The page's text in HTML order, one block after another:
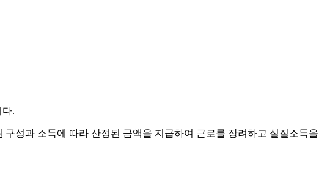
다.
성과 소득에 따라 산정된 금액을 지급하여 근로를 장려하고 실질소득을